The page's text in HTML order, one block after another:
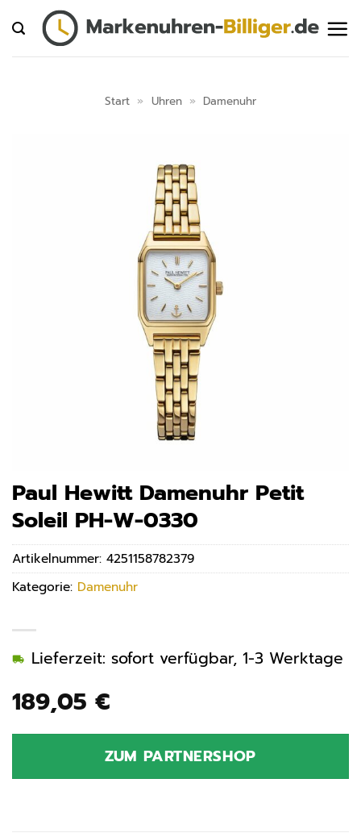
Inhalt
springen
Start » Uhren » Damenuhr
Paul Hewitt Damenuhr Petit
Soleil PH-W-0330
189,05 €
Lieferzeit: sofort verfügbar, 1-3 Werktage
ZUM PARTNERSHOP
Artikelnummer: 4251158782379
Kategorie: Damenuhr